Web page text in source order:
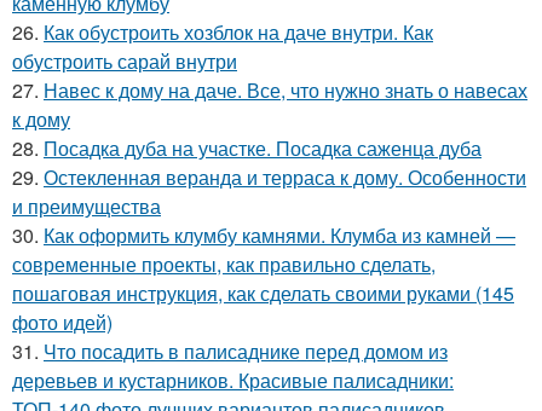
26. Как обустроить хозблок на даче внутри. Как
обустроить сарай внутри
27. Навес к дому на даче. Все, что нужно знать о навесах
к дому
28. Посадка дуба на участке. Посадка саженца дуба
29. Остекленная веранда и терраса к дому. Особенности
и преимущества
30. Как оформить клумбу камнями. Клумба из камней —
современные проекты, как правильно сделать,
пошаговая инструкция, как сделать своими руками (145
фото идей)
31. Что посадить в палисаднике перед домом из
деревьев и кустарников. Красивые палисадники: